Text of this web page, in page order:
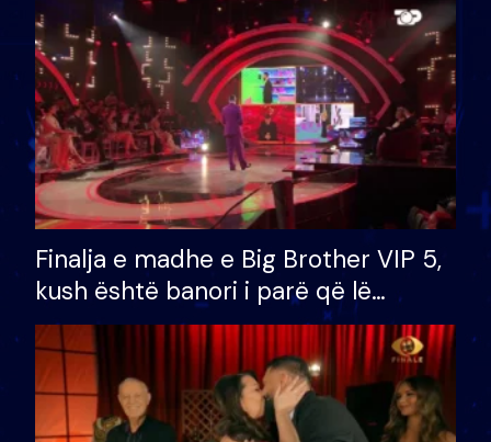
Finalja e madhe e Big Brother VIP 5,
kush është banori i parë që lë
shtëpinë dhe humb mundësinë për
të fituar çmimin e madh